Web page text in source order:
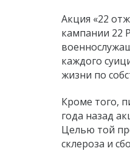
Акция «22
кампании 22
каждого
жизни по
Кроме того,
года назад
Целью той
склероза и